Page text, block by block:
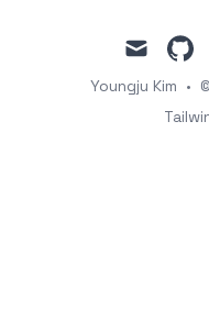
mail
Youngju Kim •